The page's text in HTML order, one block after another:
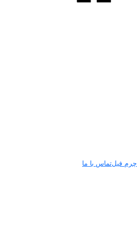
چرم فیلتماس با ما